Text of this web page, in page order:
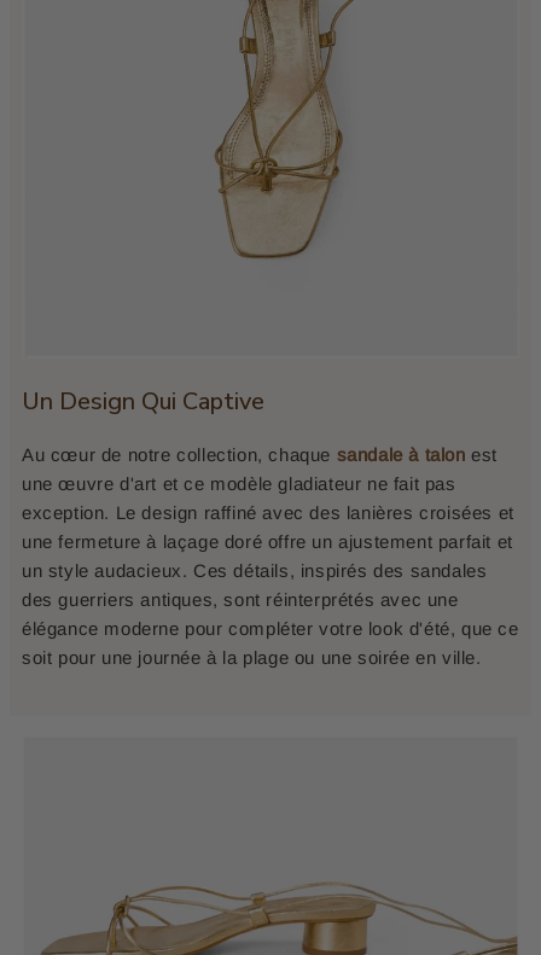
Un Design Qui Captive
Au cœur de notre collection, chaque sandale à talon est
une œuvre d'art et ce modèle gladiateur ne fait pas
exception. Le design raffiné avec des lanières croisées et
une fermeture à laçage doré offre un ajustement parfait et
un style audacieux. Ces détails, inspirés des sandales
des guerriers antiques, sont réinterprétés avec une
élégance moderne pour compléter votre look d'été, que ce
soit pour une journée à la plage ou une soirée en ville.